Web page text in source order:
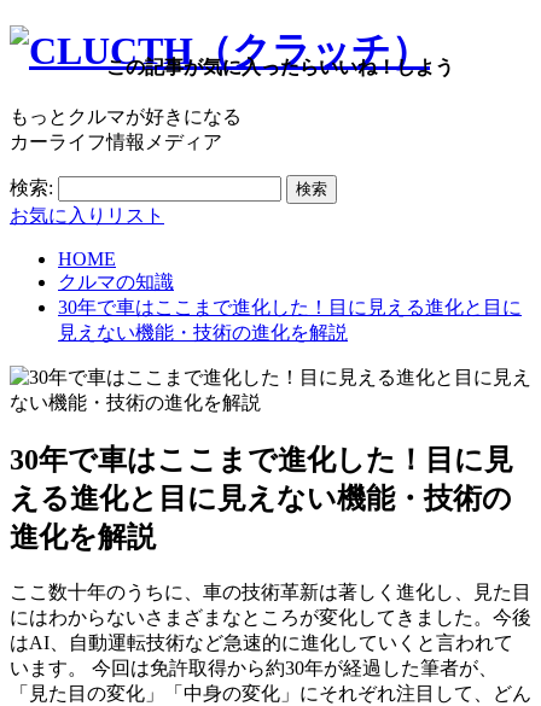
もっとクルマが好きになる
カーライフ情報メディア
検索:
お気に入りリスト
HOME
クルマの知識
30年で車はここまで進化した！目に見える進化と目に
見えない機能・技術の進化を解説
30年で車はここまで進化した！目に見
える進化と目に見えない機能・技術の
進化を解説
ここ数十年のうちに、車の技術革新は著しく進化し、見た目
にはわからないさまざまなところが変化してきました。今後
はAI、自動運転技術など急速的に進化していくと言われて
います。 今回は免許取得から約30年が経過した筆者が、
「見た目の変化」「中身の変化」にそれぞれ注目して、どん
この記事が気に入ったらいいね！しよう